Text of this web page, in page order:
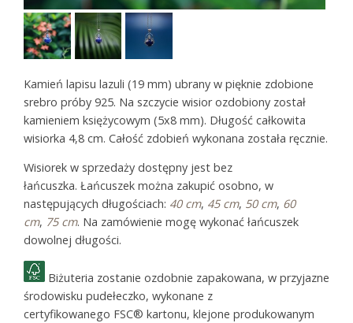
Kamień lapisu lazuli (19 mm) ubrany w pięknie zdobione
srebro próby 925. Na szczycie wisior ozdobiony został
kamieniem księżycowym (5x8 mm). Długość całkowita
wisiorka 4,8 cm. Całość zdobień wykonana została ręcznie.
Wisiorek w sprzedaży dostępny jest bez
łańcuszka. Łańcuszek można zakupić osobno, w
następujących długościach: 40 cm, 45 cm, 50 cm, 60
cm, 75 cm. Na zamówienie mogę wykonać łańcuszek
dowolnej długości.
Biżuteria zostanie ozdobnie zapakowana, w przyjazne
środowisku pudełeczko, wykonane z
certyfikowanego FSC® kartonu, klejone produkowanym